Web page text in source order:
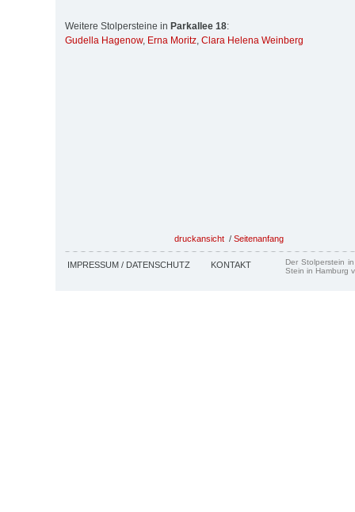
Weitere Stolpersteine in Parkallee 18:
Gudella Hagenow, Erna Moritz, Clara Helena Weinberg
druckansicht / Seitenanfang
IMPRESSUM / DATENSCHUTZ KONTAKT
Der Stolperstein
Stein in Hamburg